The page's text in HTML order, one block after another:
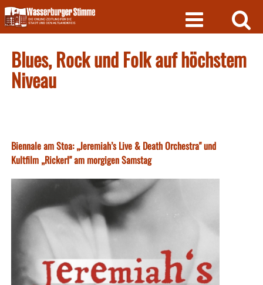
Skip
to
content
Blues, Rock und Folk auf höchstem
Niveau
Biennale am Stoa: „Jeremiah’s Live & Death Orchestra" und
Kultfilm „Rickerl" am morgigen Samstag